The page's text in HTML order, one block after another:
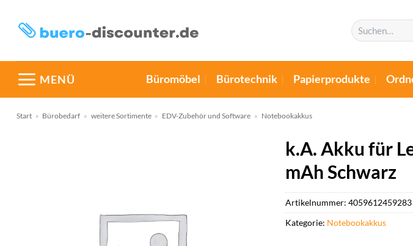
Inhalt
springen
Suchen
nach:
MENÜ Büromöbel Bürotechnik Papierprodukte
Start » Bürobedarf » weitere Sortimente » EDV-Zubehör und Software » Notebookakkus
k.A. Akku für
mAh Schwarz
Artikelnummer: 4059612459283
Kategorie: Notebookakkus